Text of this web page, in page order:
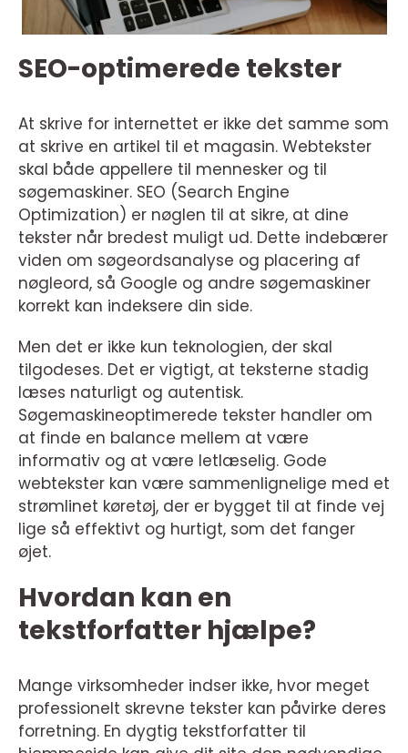
SEO-optimerede tekster
At skrive for internettet er ikke det samme som
at skrive en artikel til et magasin. Webtekster
skal både appellere til mennesker og til
søgemaskiner. SEO (Search Engine
Optimization) er nøglen til at sikre, at dine
tekster når bredest muligt ud. Dette indebærer
viden om søgeordsanalyse og placering af
nøgleord, så Google og andre søgemaskiner
korrekt kan indeksere din side.
Men det er ikke kun teknologien, der skal
tilgodeses. Det er vigtigt, at teksterne stadig
læses naturligt og autentisk.
Søgemaskineoptimerede tekster handler om
at finde en balance mellem at være
informativ og at være letlæselig. Gode
webtekster kan være sammenlignelige med et
strømlinet køretøj, der er bygget til at finde vej
lige så effektivt og hurtigt, som det fanger
øjet.
Hvordan kan en
tekstforfatter hjælpe?
Mange virksomheder indser ikke, hvor meget
professionelt skrevne tekster kan påvirke deres
forretning. En dygtig tekstforfatter til